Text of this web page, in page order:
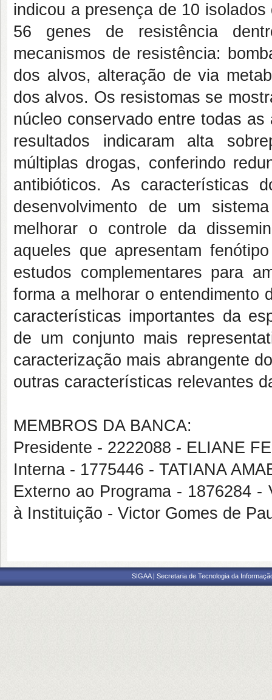
indicou a presença de 10
56 genes de resistência
mecanismos de resistência:
dos alvos, alteração de via
dos alvos. Os resistomas se
núcleo conservado entre todas
resultados indicaram alta
múltiplas drogas, conferindo
antibióticos. As características
desenvolvimento de um
melhorar o controle da
aqueles que apresentam
estudos complementares para
forma a melhorar o entendimento
características importantes da
de um conjunto mais
caracterização mais abrangente
outras características relevantes
MEMBROS DA BANCA:
Presidente - 2222088 - ELIANE
Interna - 1775446 - TATIANA
Externo ao Programa - 1876284
à Instituição - Victor Gomes de
SIGAA | Secretaria de Tecnologia da